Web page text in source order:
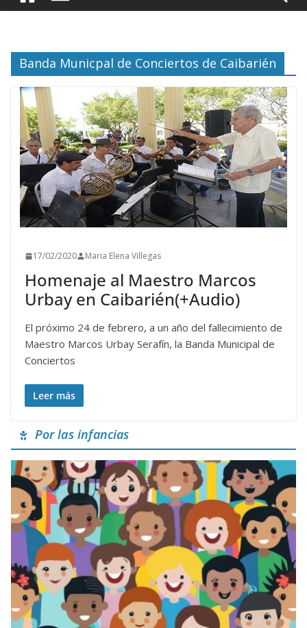
Banda Municpal de Conciertos de Caibarién
17/02/2020 Maria Elena Villegas
Homenaje al Maestro Marcos
Urbay en Caibarién(+Audio)
El próximo 24 de febrero, a un año del fallecimiento de
Maestro Marcos Urbay Serafín, la Banda Municipal de
Conciertos
Leer más
Por las infancias